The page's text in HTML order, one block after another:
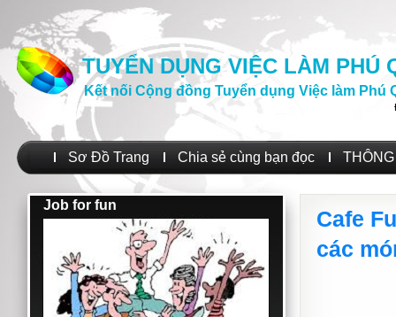
TUYỂN DỤNG VIỆC LÀM PHÚ
Kết nối Cộng đồng Tuyển dụng Việc làm Phú
Sơ Đồ Trang Chia sẻ cùng bạn đọc
Job for fun
Cafe
các